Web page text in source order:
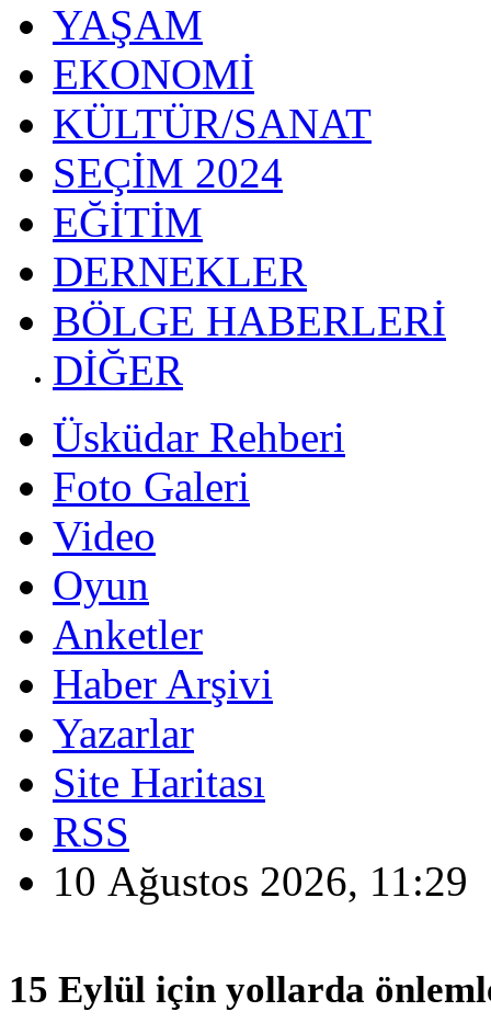
YAŞAM
EKONOMİ
KÜLTÜR/SANAT
SEÇİM 2024
EĞİTİM
DERNEKLER
BÖLGE HABERLERİ
DİĞER
Üsküdar Rehberi
Foto Galeri
Video
Oyun
Anketler
Haber Arşivi
Yazarlar
Site Haritası
RSS
10 Ağustos 2026, 11:29
15 Eylül için yollarda